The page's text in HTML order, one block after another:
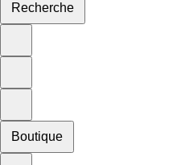
Recherche
Boutique